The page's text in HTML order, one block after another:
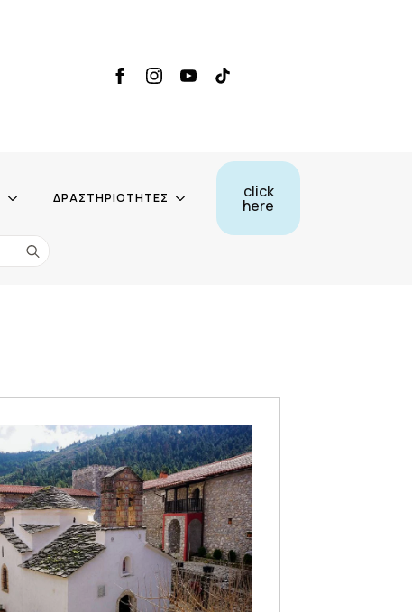
ΔΡΑΣΤΗΡΙΟΤΗΤΕΣ click
here